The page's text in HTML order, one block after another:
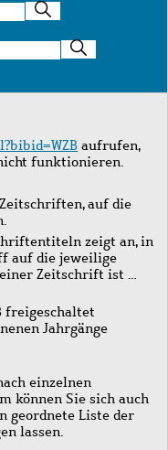
aufrufen,
funktionieren.
auf die
zeigt an, in
auf die jeweilige
Zeitschrift ist …
freigeschaltet
Jahrgänge
einzelnen
können Sie sich auch
geordnete Liste der
lassen.